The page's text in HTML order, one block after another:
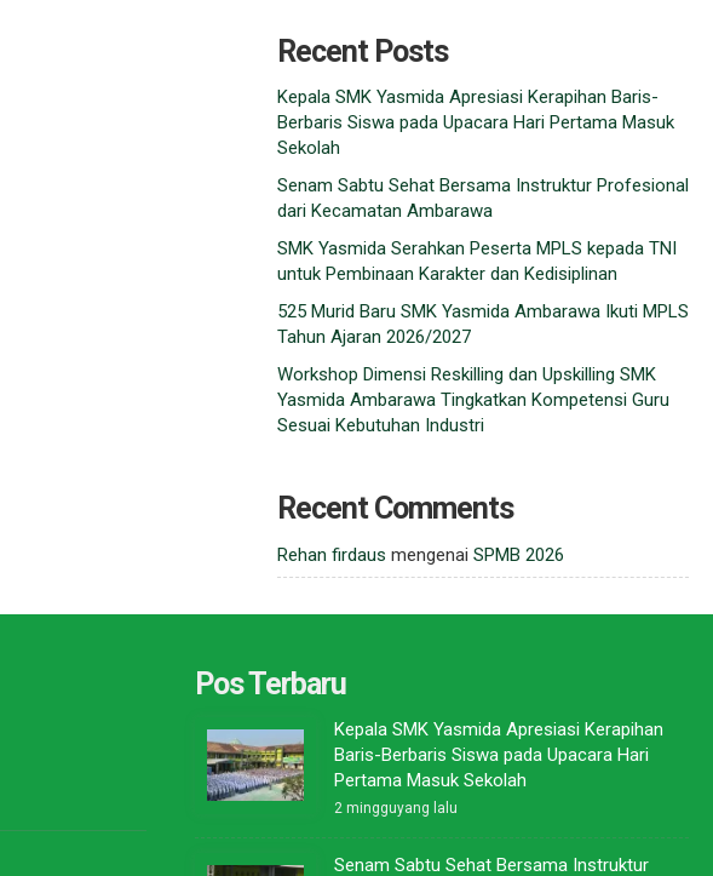
Recent Posts
Kepala SMK Yasmida Apresiasi Kerapihan Baris-
Berbaris Siswa pada Upacara Hari Pertama Masuk
Sekolah
Senam Sabtu Sehat Bersama Instruktur Profesional
dari Kecamatan Ambarawa
SMK Yasmida Serahkan Peserta MPLS kepada TNI
untuk Pembinaan Karakter dan Kedisiplinan
525 Murid Baru SMK Yasmida Ambarawa Ikuti MPLS
Tahun Ajaran 2026/2027
Workshop Dimensi Reskilling dan Upskilling SMK
Yasmida Ambarawa Tingkatkan Kompetensi Guru
Sesuai Kebutuhan Industri
Recent Comments
Rehan firdaus mengenai SPMB 2026
Pos Terbaru
Kepala SMK Yasmida Apresiasi Kerapihan
Baris-Berbaris Siswa pada Upacara Hari
Pertama Masuk Sekolah
2 mingguyang lalu
Senam Sabtu Sehat Bersama Instruktur